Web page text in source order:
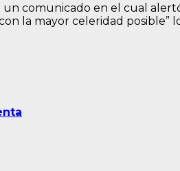
comunicado en el cual
la mayor celeridad